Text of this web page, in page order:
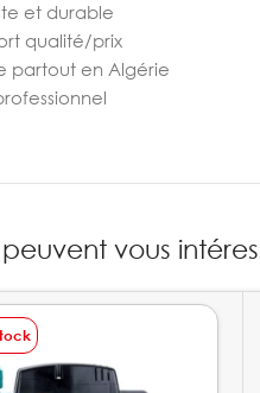
et durable
qualité/prix
partout en Algérie
vous